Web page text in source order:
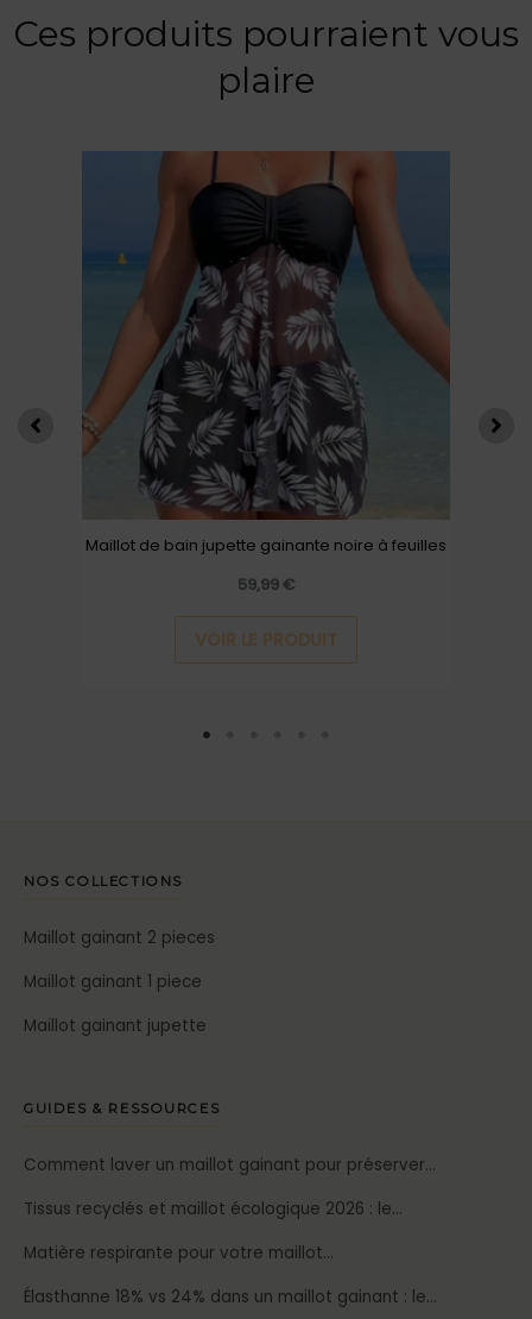
Ces produits pourraient vous
plaire
Maillot de bain jupette gainante noire à feuilles
59,99€
VOIR LE PRODUIT
Ce
a
plusieurs
variations.
options
peuvent
être
choisies
sur
la
page
produit
NOS COLLECTIONS
Maillot gainant 2 pieces
Maillot gainant 1 piece
Maillot gainant jupette
GUIDES & RESSOURCES
Comment laver un maillot gainant pour préserver…
Tissus recyclés et maillot écologique 2026 : le…
Matière respirante pour votre maillot…
Élasthanne 18% vs 24% dans un maillot gainant : le…